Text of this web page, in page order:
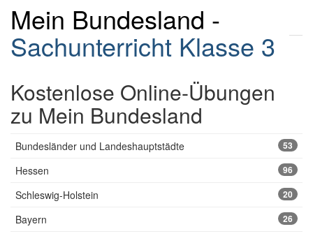
Mein Bundesland -
Sachunterricht Klasse 3
Kostenlose Online-Übungen
zu Mein Bundesland
Bundesländer und Landeshauptstädte 53
Hessen 96
Schleswig-Holstein 20
Bayern 26